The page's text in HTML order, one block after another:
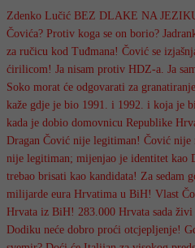
Zdenko Lučić BEZ DLAKE NA
Čovića? Protiv koga se on borio?
za ručicu kod Tuđmana! Čović se
ćirilicom! Ja nisam protiv HDZ-a. Ja
Soko morat će odgovarati za
kaže gdje je bio 1991. i 1992. i koja je
kada je dobio domovnicu Republike
Dragan Čović nije legitiman! Čović nije
nije legitiman; mijenjao je identitet kao
trebao brisati kao kandidata! Za sedam
milijarde eura Hrvatima u BiH! Vlast
Hrvata iz BiH! 283.000 Hrvata sada
Dodiku neće dobro proći otcjepljenje!